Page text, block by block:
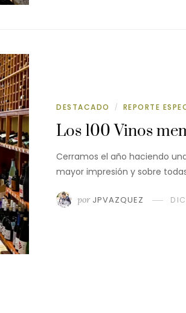
DESTACADO / REPORTE
Los 100 Vinos
Cerramos el año haciendo
mayor impresión y sobre
por JPVAZQUEZ